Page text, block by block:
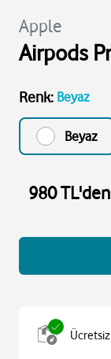
Apple
Airpods
Renk: Beyaz
Beyaz
980